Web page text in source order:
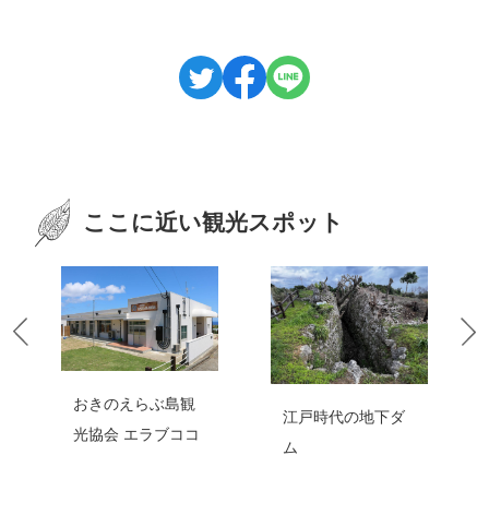
ここに近い観光スポット
おきのえらぶ島観
光協会 エラブココ
江戸時代の地下ダ
ム